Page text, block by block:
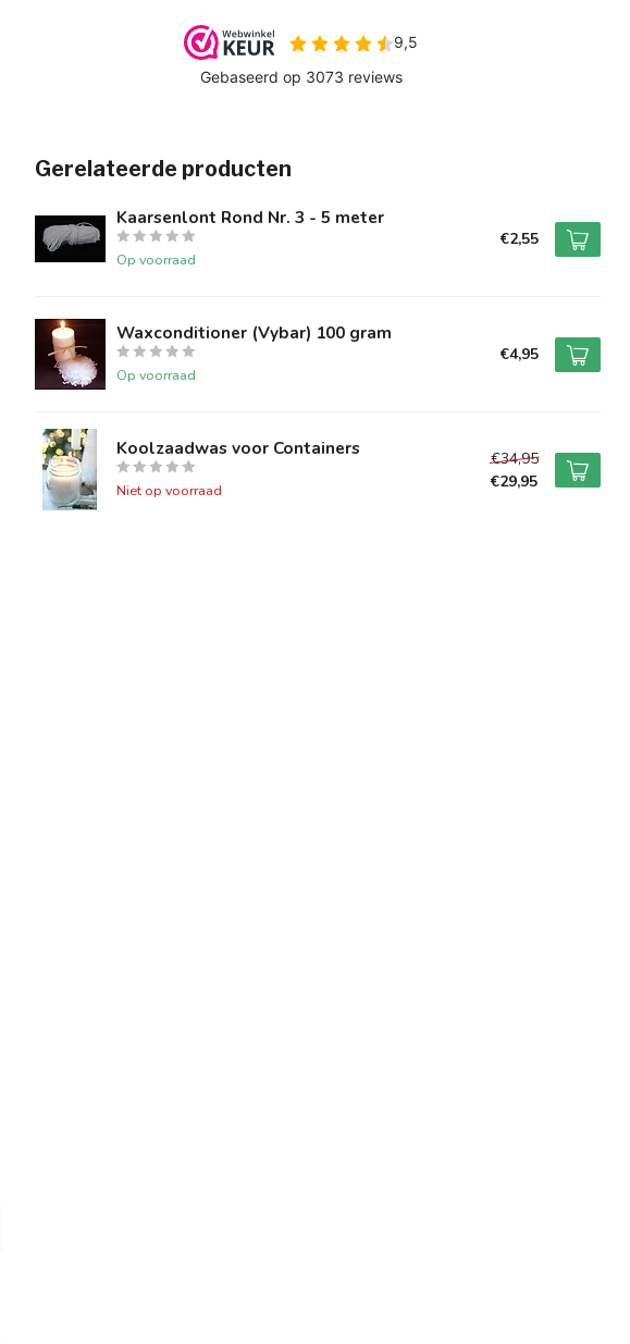
Gerelateerde producten
Kaarsenlont Rond Nr. 3 - 5 meter
Op voorraad
€2,55
Waxconditioner (Vybar) 100 gram
Op voorraad
€4,95
Koolzaadwas voor Containers
Niet op voorraad
€34,95
€29,95